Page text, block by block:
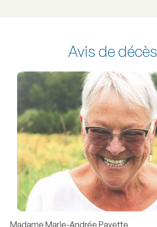
Avis de décès
Madame Marie-Andrée Payette